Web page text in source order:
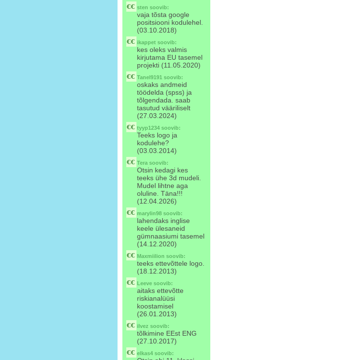
sten soovib:
vaja tõsta google
positsiooni kodulehel.
(03.10.2018)
ikappet soovib:
kes oleks valmis
kirjutama EU tasemel
projekti (11.05.2020)
Tanel9191 soovib:
oskaks andmeid
töödelda (spss) ja
tõlgendada. saab
tasutud vääriliselt
(27.03.2024)
tyyp1234 soovib:
Teeks logo ja
kodulehe?
(03.03.2014)
Tera soovib:
Otsin kedagi kes
teeks ühe 3d mudeli.
Mudel lihtne aga
oluline. Täna!!!
(12.04.2026)
marylin98 soovib:
lahendaks inglise
keele ülesaneid
gümnaasiumi tasemel
(14.12.2020)
Maxmiilion soovib:
teeks ettevõttele logo.
(18.12.2013)
Leeve soovib:
aitaks ettevõtte
riskianalüüsi
koostamisel
(26.01.2013)
ilvez soovib:
tõlkimine EEst ENG
(27.10.2017)
elkas4 soovib: